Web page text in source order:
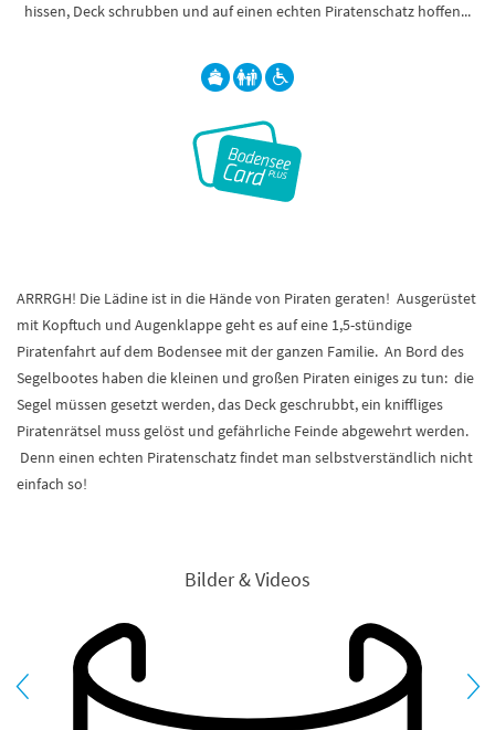
hissen, Deck schrubben und auf einen echten Piratenschatz hoffen...
ARRRGH! Die Lädine ist in die Hände von Piraten geraten! Ausgerüstet
mit Kopftuch und Augenklappe geht es auf eine 1,5-stündige
Piratenfahrt auf dem Bodensee mit der ganzen Familie. An Bord des
Segelbootes haben die kleinen und großen Piraten einiges zu tun: die
Segel müssen gesetzt werden, das Deck geschrubbt, ein kniffliges
Piratenrätsel muss gelöst und gefährliche Feinde abgewehrt werden.
Denn einen echten Piratenschatz findet man selbstverständlich nicht
einfach so!
Bilder & Videos